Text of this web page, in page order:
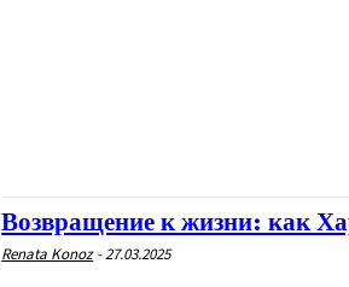
Возвращение к жизни: как
Renata Konoz -27.03.2025